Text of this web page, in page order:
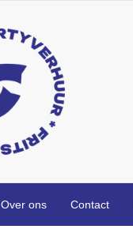
Over ons Contact